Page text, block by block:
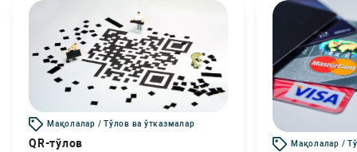
Мақолалар / Тўлов ва ўтказмалар
QR-тўлов Мақолалар /